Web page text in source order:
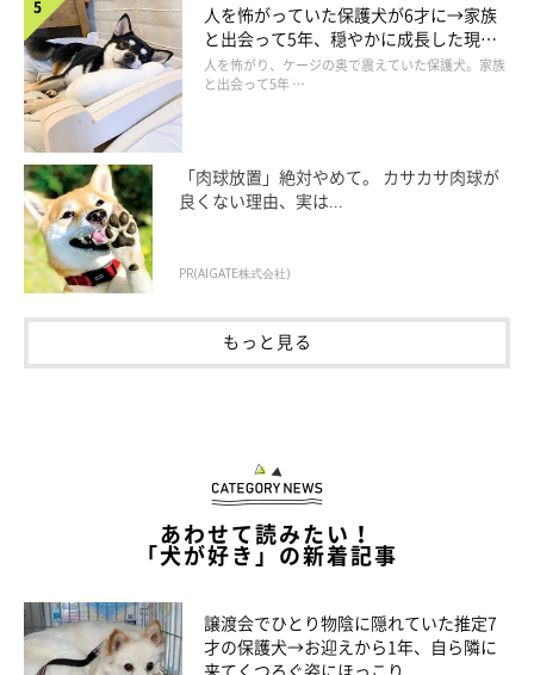
人を怖がっていた保護犬が6才に→家族
と出会って5年、穏やかに成長した現在
の姿にグッとくる
人を怖がり、ケージの奥で震えていた保護犬。家族
と出会って5年 …
「肉球放置」絶対やめて。 カサカサ肉球が
良くない理由、実は...
PR(AIGATE株式会社)
もっと見る
あわせて読みたい！
「犬が好き」の新着記事
譲渡会でひとり物陰に隠れていた推定7
才の保護犬→お迎えから1年、自ら隣に
来てくつろぐ姿にほっこり